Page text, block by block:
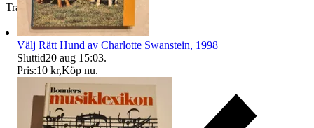
Traderas köparskydd
Välj Rätt Hund av Charlotte Swanstein, 1998
Sluttid20 aug 15:03.
Pris:10 kr,Köp nu.